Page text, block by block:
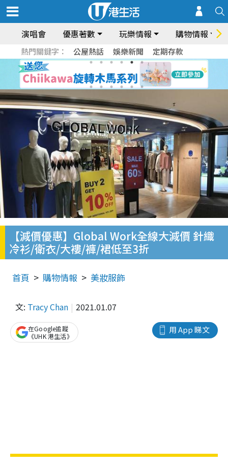
演唱會 優惠著數 玩樂情報 購物情報
熱門關鍵字： 公屋熱話 娛樂新聞 定期存款
【減價優惠】Global Work全線大減價 針織
冷衫/衛衣/大褸/褲/裙低至3折
首頁 購物情報 美妝服飾
文: Tracy Chan 2021.01.07
用 App 睇文
在Google追蹤
《UHK 港生活》